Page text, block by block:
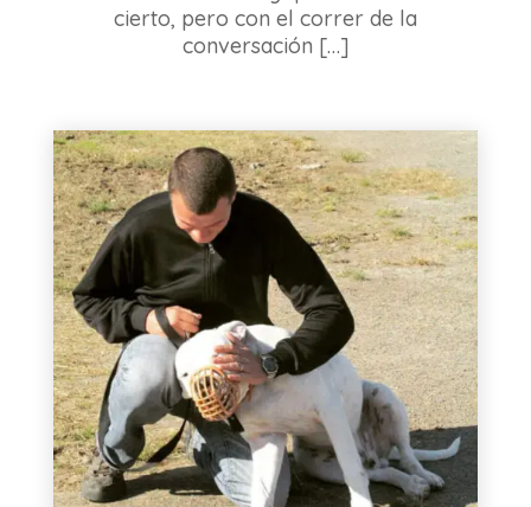
cierto, pero con el correr de la
conversación […]